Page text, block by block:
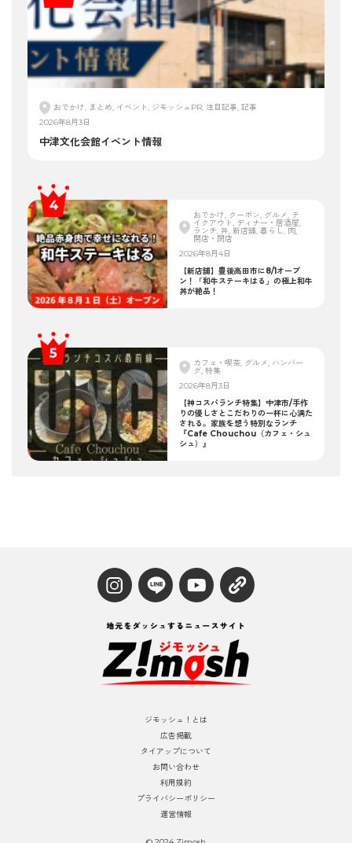
おでかけ, まとめ, イベント, ジモッシュPR, 注目記事, 記事
2026年8月3日
中津文化会館イベント情報
おでかけ, クーポン, グルメ, テ
イクアウト, ディナー・居酒屋,
ランチ, 丼, 新店舗, 暮らし, 肉,
開店・閉店
2026年8月4日
【新店舗】豊後高田市に8/1オープ
ン！「和牛ステーキはる」の極上和牛
丼が絶品！
カフェ・喫茶, グルメ, ハンバー
グ, 特集
2026年8月3日
【神コスパランチ特集】中津市/手作
りの優しさとこだわりの一杯に心満た
される。家族を想う特別なランチ
『Cafe Chouchou（カフェ・シュ
シュ）』
ジモッシュ！とは
広告掲載
タイアップについて
お問い合わせ
利用規約
プライバシーポリシー
運営情報